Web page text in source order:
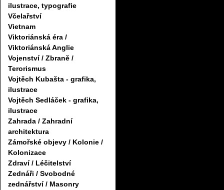
ilustrace, typografie
Včelařství
Vietnam
Viktoriánská éra /
Viktoriánská Anglie
Vojenství / Zbraně /
Terorismus
Vojtěch Kubašta - grafika,
ilustrace
Vojtěch Sedláček - grafika,
ilustrace
Zahrada / Zahradní
architektura
Zámořské objevy / Kolonie /
Kolonizace
Zdraví / Léčitelství
Zednáři / Svobodné
zednářství / Masonry